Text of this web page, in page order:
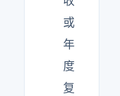
或
年
度
复